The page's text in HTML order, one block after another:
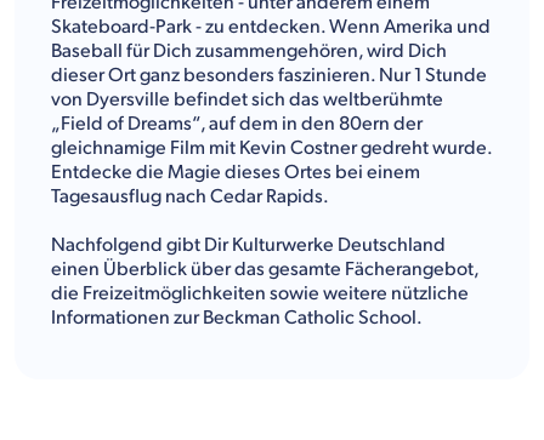
Skateboard-Park - zu entdecken. Wenn Amerika und
Baseball für Dich zusammengehören, wird Dich
dieser Ort ganz besonders faszinieren. Nur 1 Stunde
von Dyersville befindet sich das weltberühmte
„Field of Dreams“, auf dem in den 80ern der
gleichnamige Film mit Kevin Costner gedreht wurde.
Entdecke die Magie dieses Ortes bei einem
Tagesausflug nach Cedar Rapids.
Nachfolgend gibt Dir Kulturwerke Deutschland
einen Überblick über das gesamte Fächerangebot,
die Freizeitmöglichkeiten sowie weitere nützliche
Informationen zur Beckman Catholic School.